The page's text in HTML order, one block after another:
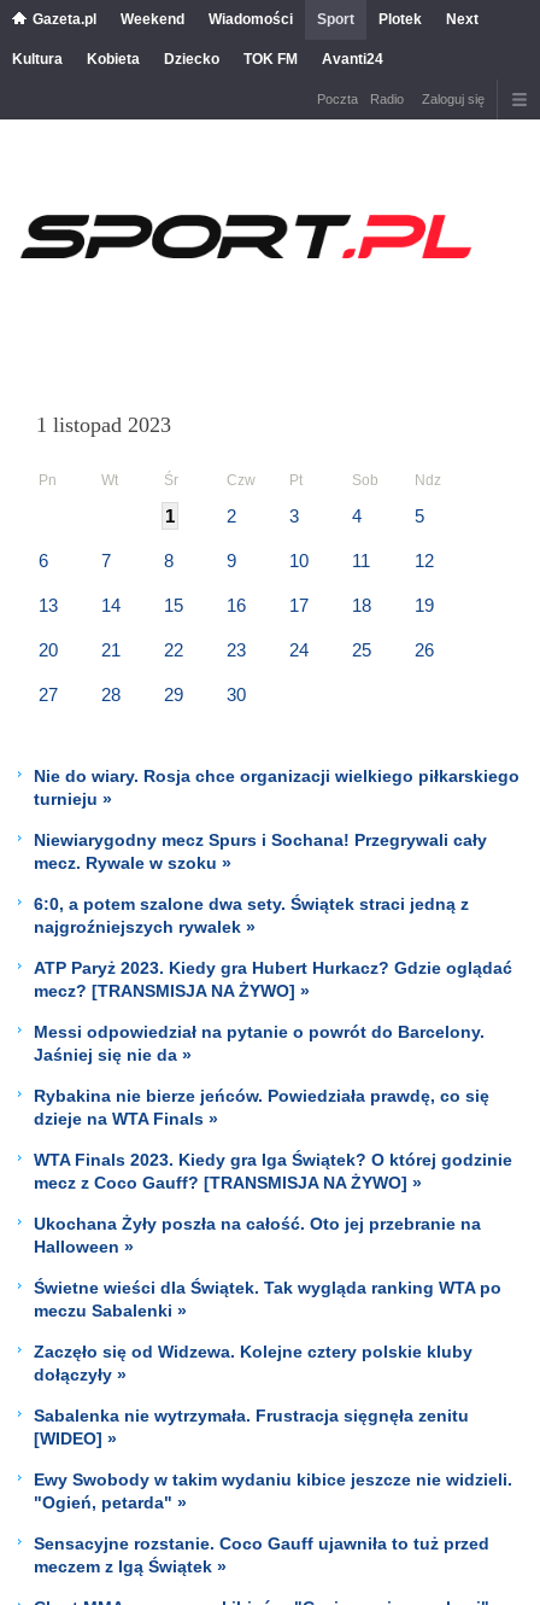
Gazeta.pl Weekend Wiadomości Sport Plotek Next
Kultura Kobieta Dziecko TOK FM Avanti24
Poczta Radio Zaloguj się
1 listopad 2023
Pn Wt Śr Czw Pt Sob Ndz
1 2 3 4 5
6 7 8 9 10 11 12
13 14 15 16 17 18 19
20 21 22 23 24 25 26
27 28 29 30
Nie do wiary. Rosja chce organizacji wielkiego piłkarskiego
turnieju »
Niewiarygodny mecz Spurs i Sochana! Przegrywali cały
mecz. Rywale w szoku »
6:0, a potem szalone dwa sety. Świątek straci jedną z
najgroźniejszych rywalek »
ATP Paryż 2023. Kiedy gra Hubert Hurkacz? Gdzie oglądać
mecz? [TRANSMISJA NA ŻYWO] »
Messi odpowiedział na pytanie o powrót do Barcelony.
Jaśniej się nie da »
Rybakina nie bierze jeńców. Powiedziała prawdę, co się
dzieje na WTA Finals »
WTA Finals 2023. Kiedy gra Iga Świątek? O której godzinie
mecz z Coco Gauff? [TRANSMISJA NA ŻYWO] »
Ukochana Żyły poszła na całość. Oto jej przebranie na
Halloween »
Świetne wieści dla Świątek. Tak wygląda ranking WTA po
meczu Sabalenki »
Zaczęło się od Widzewa. Kolejne cztery polskie kluby
dołączyły »
Sabalenka nie wytrzymała. Frustracja sięgnęła zenitu
[WIDEO] »
Ewy Swobody w takim wydaniu kibice jeszcze nie widzieli.
"Ogień, petarda" »
Sensacyjne rozstanie. Coco Gauff ujawniła to tuż przed
meczem z Igą Świątek »